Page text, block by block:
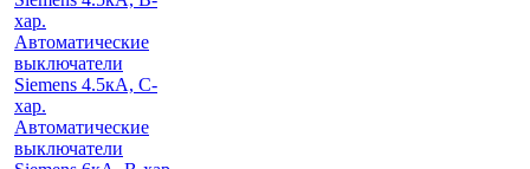
хар.
Автоматические
выключатели
Siemens 4.5кА, C-
хар.
Автоматические
выключатели